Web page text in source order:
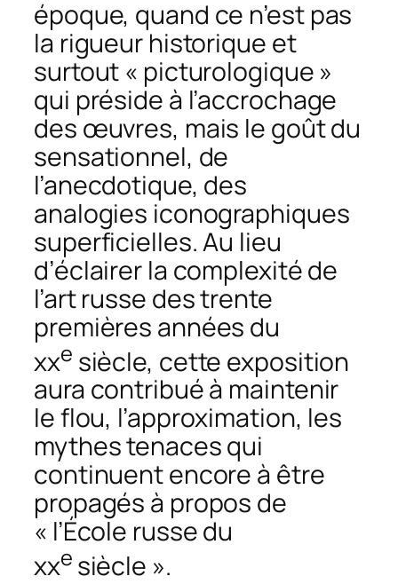
époque, quand ce n’est pas
la rigueur historique et
surtout « picturologique »
qui préside à l’accrochage
des œuvres, mais le goût du
sensationnel, de
l’anecdotique, des
analogies iconographiques
superficielles. Au lieu
d’éclairer la complexité de
l’art russe des trente
premières années du
xxe siècle, cette exposition
aura contribué à maintenir
le flou, l’approximation, les
mythes tenaces qui
continuent encore à être
propagés à propos de
« l’École russe du
xxe siècle ».